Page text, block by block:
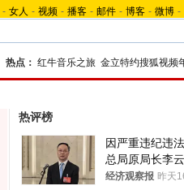
- 女人 - 视频 - 播客 - 邮件 - 博客 - 微博 -
热点： 红牛音乐之旅 金立特约搜狐视频
热评榜
因严重违纪违
总局原局长李
国人大代表
经济观察报 昨天